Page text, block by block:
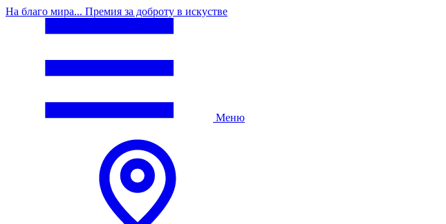
На благо мира... Премия за доброту в искустве
Меню